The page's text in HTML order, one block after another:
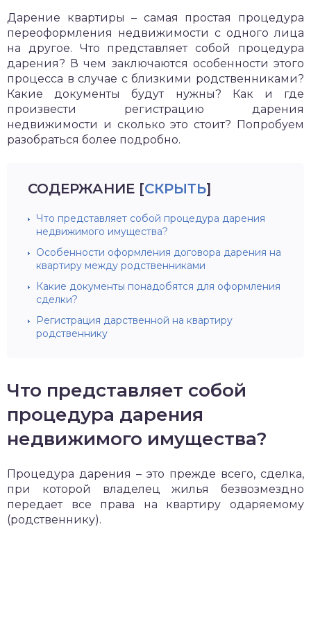
Дарение квартиры – самая простая процедура
переоформления недвижимости с одного лица
на другое. Что представляет собой процедура
дарения? В чем заключаются особенности этого
процесса в случае с близкими родственниками?
Какие документы будут нужны? Как и где
произвести регистрацию дарения
недвижимости и сколько это стоит? Попробуем
разобраться более подробно.
СОДЕРЖАНИЕ [СКРЫТЬ]
Что представляет собой процедура дарения
недвижимого имущества?
Особенности оформления договора дарения на
квартиру между родственниками
Какие документы понадобятся для оформления
сделки?
Регистрация дарственной на квартиру
родственнику
Что представляет собой
процедура дарения
недвижимого имущества?
Процедура дарения – это прежде всего, сделка,
при которой владелец жилья безвозмездно
передает все права на квартиру одаряемому
(родственнику).